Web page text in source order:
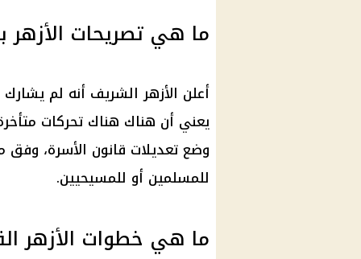
ما هي تصريحات
أعلن الأزهر الشريف أنه لم
يعني أن هناك هناك تحركات
وضع تعديلات قانون الأسرة، وفق
للمسلمين أو للمسيحيين.
ما هي خطوات الأزهر